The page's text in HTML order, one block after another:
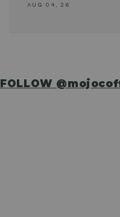
AUG 04, 26
FOLLOW